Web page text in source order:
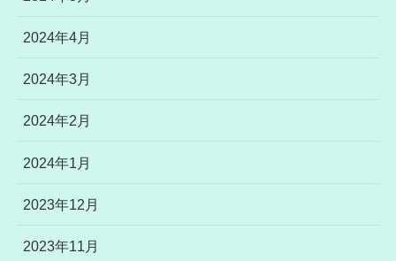
2024年4月
2024年3月
2024年2月
2024年1月
2023年12月
2023年11月